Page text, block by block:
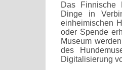
Das Finnische
Dinge in
einheimischen
oder Spende
Museum
des
Digitalisierung